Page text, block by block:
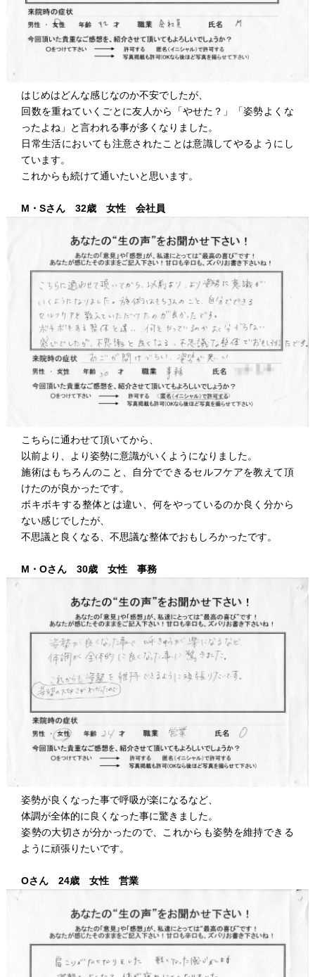
はじめはどんな感じなのか不安でしたが、
回数を重ねていくごとに友人から「やせた？」「姿勢よくな
ったよね」と言われる事が多くなりました。
日常生活においても注意されたことは意識してやるようにし
ています。
これからも続けて通いたいと思います。
M・Sさん 32歳 女性 会社員
こちらに通わせて頂いてから、
以前より、より姿勢に意識がいくようになりました。
施術はもちろんのこと、自分でできるセルフケアを教えて頂
けたのが良かったです。
ボキボキする整体とは違い、何をやっているのか良く分から
ない感じでしたが、
不思議と良くなる、不思議な整体でおもしろかったです。
M・Oさん 30歳 女性 事務
姿勢が良くなった事で呼吸が楽になるなど、
体調が全体的に良くなった事に驚きました。
姿勢の大切さが分かったので、これからも姿勢を維持できる
ように頑張りたいです。
Oさん 24歳 女性 営業